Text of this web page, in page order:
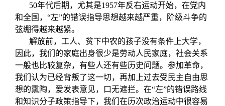
50年代后期，尤其是1957年反右运动开始，在党内
和全国，“左”的错误指导思想越来越严重，阶级斗争的
弦绷得越来越紧。
解放前，工人、贫下中农的孩子没有条件上大学，
因此，我们的家庭出身很少是劳动人民家庭，社会关系
一般也比较复杂，有些人还有些历史问题。参加革命，
我们认为已经背叛了这一切，再加上过去受民主自由思
想的熏陶，爱发表意见，口无遮拦。在“左”的错误路线
和知识分子政策指导下，我们在历次政治运动中很容易